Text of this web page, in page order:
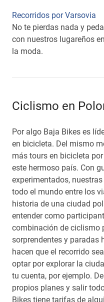
Recorridos por Varsovia
No te pierdas nada y
con nuestros lugareños
la moda.
Ciclismo en
Por algo Baja Bikes es
en bicicleta. Del mismo
más tours en bicicleta
este hermoso país. Con
experimentados,
todo el mundo entre los
historia de una ciudad
entender como
combinación de ciclismo
sorprendentes y paradas
hacen que el recorrido
optar por explorar la
tu cuenta, por ejemplo.
propios planes y salir
Bikes tiene tarifas de